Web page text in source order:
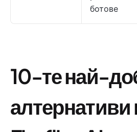
ботове
10-те най-
алтернативи